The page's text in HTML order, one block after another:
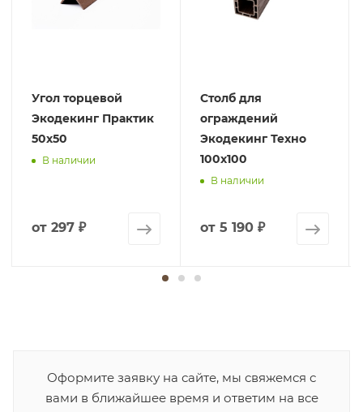
Угол торцевой
Экодекинг Практик
50х50
В наличии
от 297 ₽
Столб для
ограждений
Экодекинг Техно
100x100
В наличии
от 5 190 ₽
Оформите заявку на сайте, мы свяжемся с
вами в ближайшее время и ответим на все